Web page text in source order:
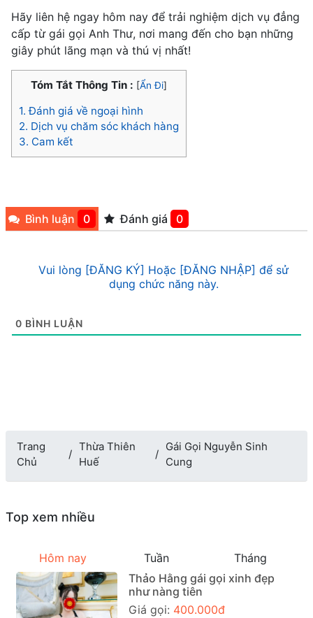
Hãy liên hệ ngay hôm nay để trải nghiệm dịch vụ đẳng
cấp từ gái gọi Anh Thư, nơi mang đến cho bạn những
giây phút lãng mạn và thú vị nhất!
Tóm Tắt Thông Tin : [Ẩn Đi]
1. Đánh giá về ngoại hình
2. Dịch vụ chăm sóc khách hàng
3. Cam kết
Bình luận 0 Đánh giá 0
Vui lòng [ĐĂNG KÝ] Hoặc [ĐĂNG NHẬP] để sử
dụng chức năng này.
0 BÌNH LUẬN
Trang
Chủ
Thừa Thiên
Huế
Gái Gọi Nguyễn Sinh
Cung
Top xem nhiều
Hôm nay Tuần
Tháng
Thảo Hằng gái gọi xinh đẹp
như nàng tiên
Giá gọi: 400.000đ